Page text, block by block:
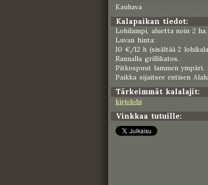
Kauhava
Kalapaikan tiedot:
Lohilampi, aluetta noin 2 ha.
Luvan hinta:
10 €/12 h (sisältää 2
Rannalla grillikatos.
Pitkospuut lammen ympäri.
Paikka sijaitsee entisen
Tärkeimmät kalalajit:
kirjolohi
Vinkkaa tutuille: